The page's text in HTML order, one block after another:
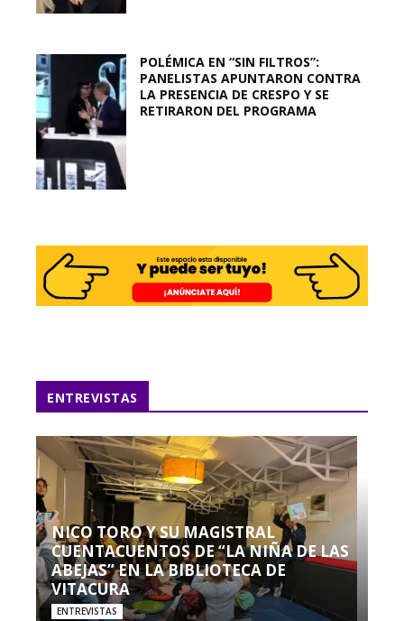
POLÉMICA EN “SIN FILTROS”:
PANELISTAS APUNTARON CONTRA
LA PRESENCIA DE CRESPO Y SE
RETIRARON DEL PROGRAMA
ENTREVISTAS
NICO TORO Y SU MAGISTRAL
CUENTACUENTOS DE “LA NIÑA DE LAS
ABEJAS” EN LA BIBLIOTECA DE
VITACURA
ENTREVISTAS